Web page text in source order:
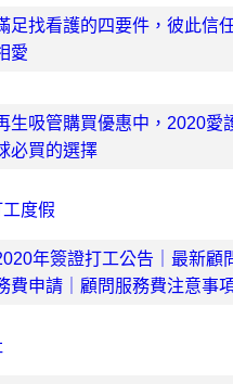
足找看護的四要件，彼此信
愛
生吸管購買優惠中，2020愛
必買的選擇
工度假
年簽證打工公告｜最新顧
費申請｜顧問服務費注意事